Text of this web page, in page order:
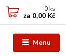
Menu
0 ks
za 0,00 Kč